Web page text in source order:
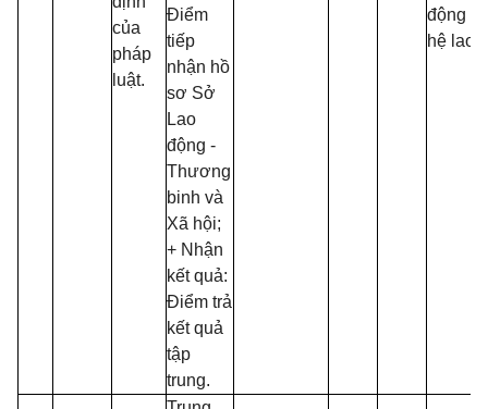
của
pháp
luật.
Điểm
tiếp
nhận hồ
sơ Sở
Lao
động -
Thương
binh và
Xã hội;
+ Nhận
kết quả:
Điểm trả
kết quả
tập
trung.
động
hệ lao